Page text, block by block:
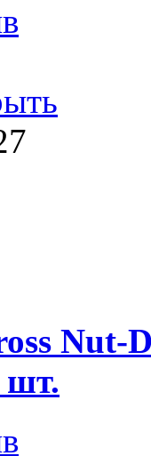
Nut-
шт.